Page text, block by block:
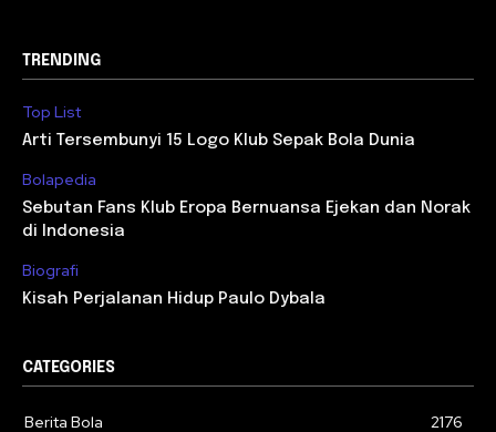
TRENDING
Top List
Arti Tersembunyi 15 Logo Klub Sepak Bola Dunia
Bolapedia
Sebutan Fans Klub Eropa Bernuansa Ejekan dan Norak
di Indonesia
Biografi
Kisah Perjalanan Hidup Paulo Dybala
CATEGORIES
Berita Bola 2176